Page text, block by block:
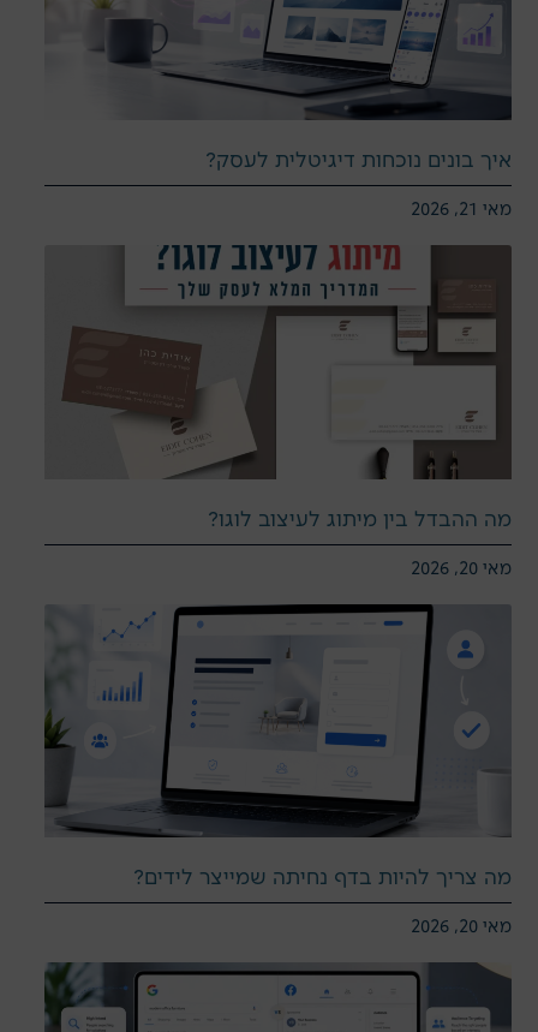
איך בונים נוכחות דיגיטלית לעסק?
מאי 21, 2026
מה ההבדל בין מיתוג לעיצוב לוגו?
מאי 20, 2026
מה צריך להיות בדף נחיתה שמייצר לידים?
מאי 20, 2026